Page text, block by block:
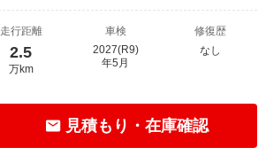
走行距離
2.5
万km
車検
2027(R9)
年5月
修復歴
なし
見積もり・在庫確認